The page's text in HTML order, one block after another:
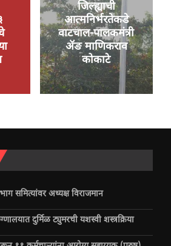
जिल्ह्याची
आत्मनिर्भरतेकडे
वाटचाल-पालकमंत्री
ॲङ माणिकराव
कोकाटे
समित्यांवर अध्यक्ष विराजमान
दुर्मिळ ट्युमरची यशस्वी शस्त्रक्रिया